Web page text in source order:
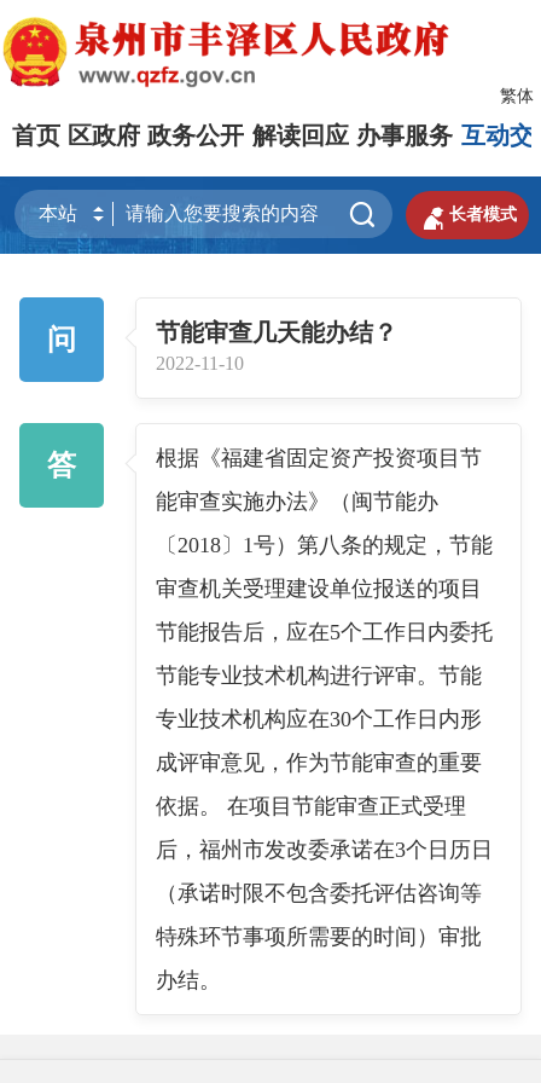
繁体
首页 区政府 政务公开 解读回应 办事服务 互动交
  长者模式
问 节能审查几天能办结？
2022-11-10
答
根据《福建省固定资产投资项目节
能审查实施办法》（闽节能办
〔2018〕1号）第八条的规定，节能
审查机关受理建设单位报送的项目
节能报告后，应在5个工作日内委托
节能专业技术机构进行评审。节能
专业技术机构应在30个工作日内形
成评审意见，作为节能审查的重要
依据。 在项目节能审查正式受理
后，福州市发改委承诺在3个日历日
（承诺时限不包含委托评估咨询等
特殊环节事项所需要的时间）审批
办结。